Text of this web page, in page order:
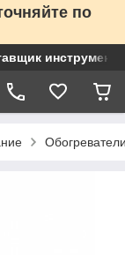
по